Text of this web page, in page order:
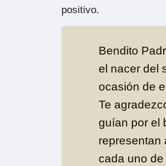
positivo.
Bendito
el nacer del
ocasión de
Te
guían por el
representan
cada uno